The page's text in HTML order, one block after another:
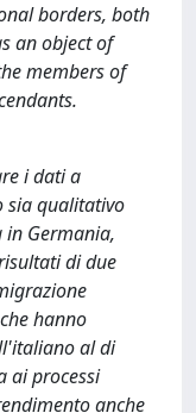
borders, both
an object of
members of
i dati a
sia qualitativo
Germania,
di due
hanno
al di
ai processi
anche